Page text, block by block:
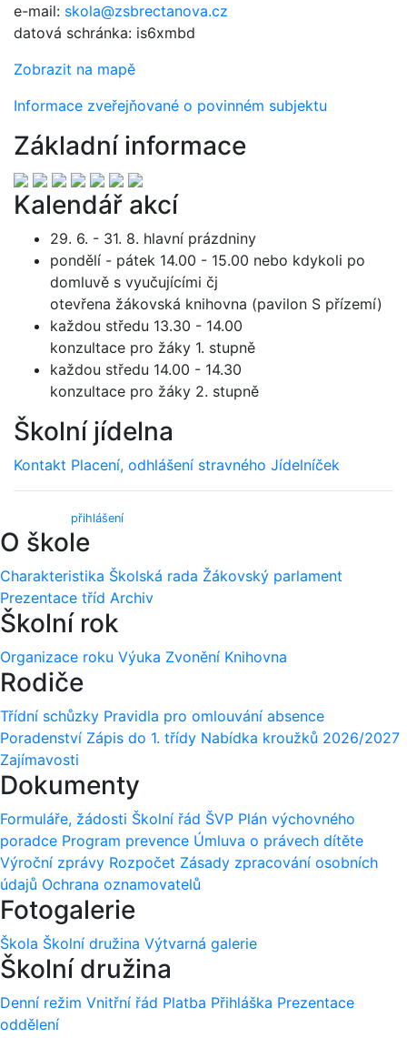
e-mail: skola@zsbrectanova.cz
datová schránka: is6xmbd
Zobrazit na mapě
Informace zveřejňované o povinném subjektu
Základní informace
Kalendář akcí
29. 6. - 31. 8. hlavní prázdniny
pondělí - pátek 14.00 - 15.00 nebo kdykoli po
domluvě s vyučujícími čj
otevřena žákovská knihovna (pavilon S přízemí)
každou středu 13.30 - 14.00
konzultace pro žáky 1. stupně
každou středu 14.00 - 14.30
konzultace pro žáky 2. stupně
Školní jídelna
Kontakt Placení, odhlášení stravného Jídelníček
přihlášení)
O škole
Charakteristika Školská rada Žákovský parlament
Prezentace tříd Archiv
Školní rok
Organizace roku Výuka Zvonění Knihovna
Rodiče
Třídní schůzky Pravidla pro omlouvání absence
Poradenství Zápis do 1. třídy Nabídka kroužků 2026/2027
Zajímavosti
Dokumenty
Formuláře, žádosti Školní řád ŠVP Plán výchovného
poradce Program prevence Úmluva o právech dítěte
Výroční zprávy Rozpočet Zásady zpracování osobních
údajů Ochrana oznamovatelů
Fotogalerie
Škola Školní družina Výtvarná galerie
Školní družina
Denní režim Vnitřní řád Platba Přihláška Prezentace
oddělení